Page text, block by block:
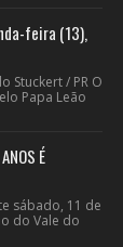
feira (13),
Stuckert / PR O
Papa Leão
É
sábado, 11 de
do Vale do